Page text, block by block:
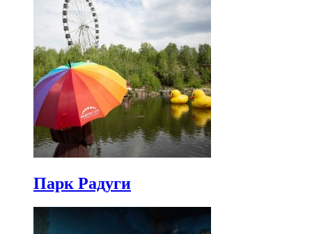
Парк Радуги